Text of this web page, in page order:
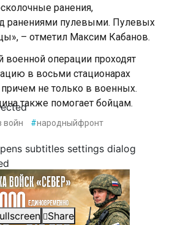
subtitles settings dialog
Share
ранения,
ранениями пулевыми. Пулевых
– отметил Максим Кабанов.
операции проходят
в восьми стационарах
не только в военных.
также помогает бойцам.
войн #народныйфронт